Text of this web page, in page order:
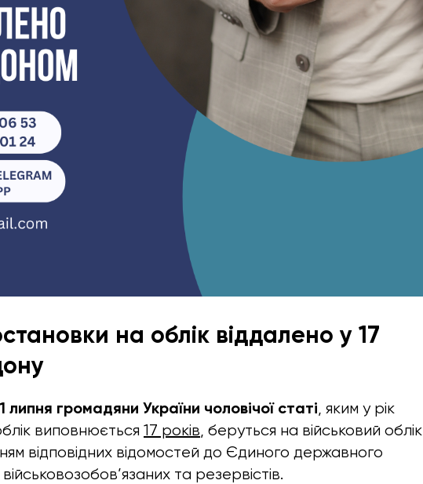
на облік віддалено у 17
липня громадяни України чоловічої статі, яким у рік
виповнюється 17 років, беруться на військовий облік
відповідних відомостей до Єдиного державного
та резервістів.